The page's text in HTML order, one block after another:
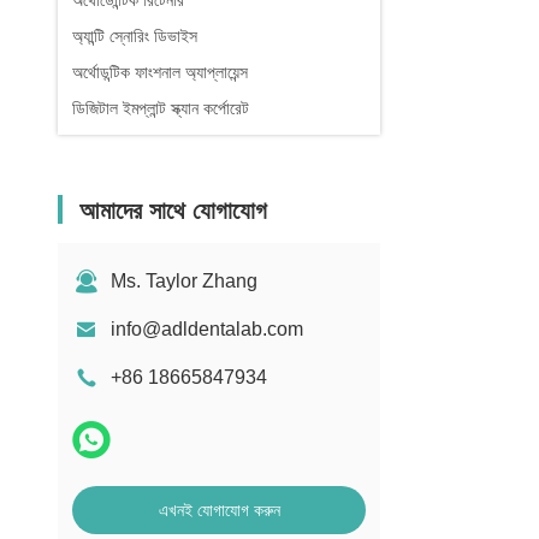
অ্যান্টি স্নোরিং ডিভাইস
অর্থোডন্টিক ফাংশনাল অ্যাপ্লায়েন্স
ডিজিটাল ইমপ্লান্ট স্ক্যান কর্পোরেট
আমাদের সাথে যোগাযোগ
Ms. Taylor Zhang
info@adldentalab.com
+86 18665847934
এখনই যোগাযোগ করুন